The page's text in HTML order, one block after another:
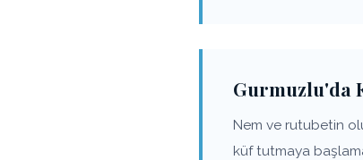
Gurmuzlu'da
Nem ve rutubetin
küf tutmaya